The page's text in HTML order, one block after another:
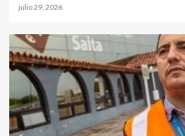
julio 29, 2026